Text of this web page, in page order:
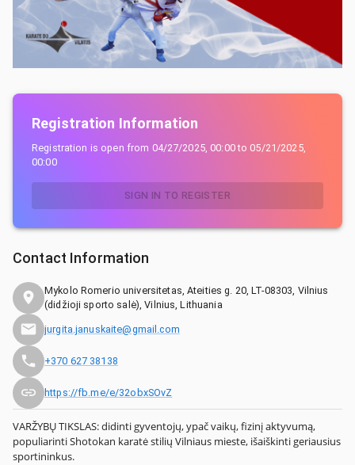
VARŽYBŲ TIKSLAS: didinti gyventojų, ypač vaikų, fizinį aktyvumą,
populiarinti Shotokan karatė stilių Vilniaus mieste, išaiškinti geriausius
sportininkus.
Registration Information
Registration is open from 04/27/2025, 00:00to 05/21/2025,
00:00
SIGN IN TO REGISTER
Contact Information
Mykolo Romerio universitetas, Ateities g. 20, LT-08303, Vilnius
(didžioji sporto salė), Vilnius, Lithuania
jurgita.januskaite@gmail.com
+370 627 38138
https://fb.me/e/32obxSOvZ